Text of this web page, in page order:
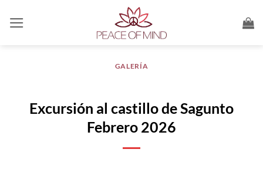
GALERÍA
Excursión al castillo de Sagunto
Febrero 2026